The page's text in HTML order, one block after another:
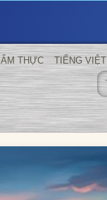
ẨM THỰC TIẾNG VIỆT